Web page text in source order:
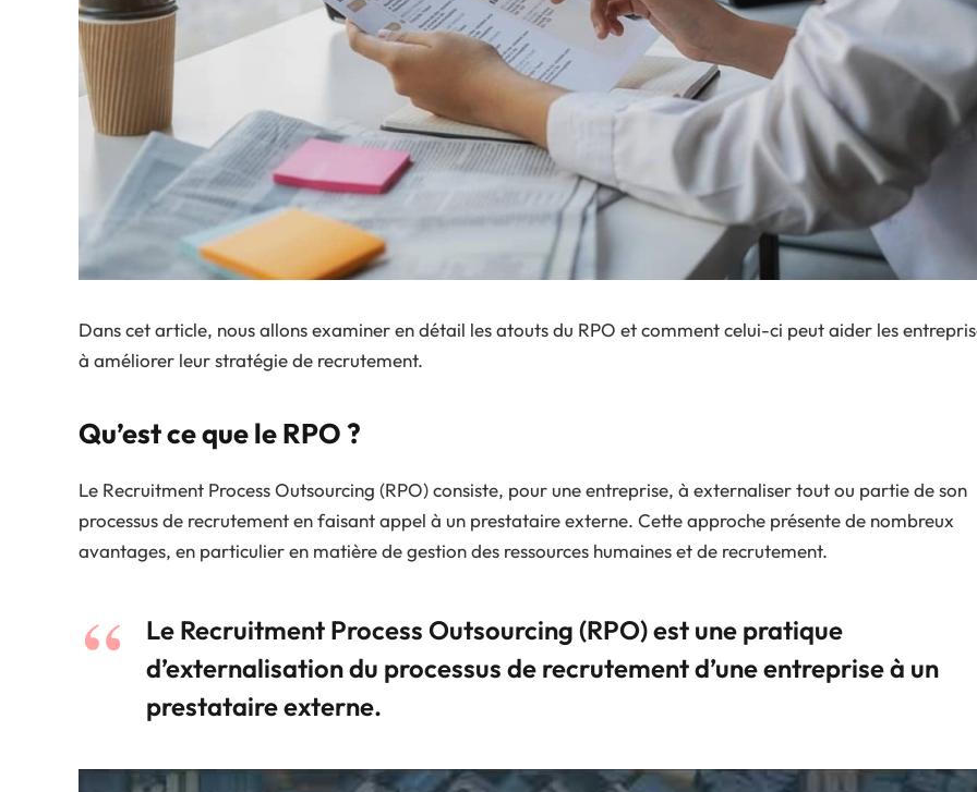
Dans cet article, nous allons examiner en détail les atouts du RPO et comment celui-ci peut aider les
à améliorer leur stratégie de recrutement.
Qu’est ce que le RPO ?
Le Recruitment Process Outsourcing (RPO) consiste, pour une entreprise, à externaliser tout ou partie de son
processus de recrutement en faisant appel à un prestataire externe. Cette approche présente de nombreux
avantages, en particulier en matière de gestion des ressources humaines et de recrutement.
Le Recruitment Process Outsourcing (RPO) est une pratique
d’externalisation du processus de recrutement d’une entreprise à un
prestataire externe.